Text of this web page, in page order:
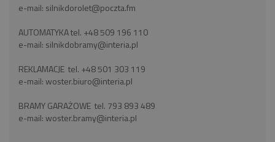
e-mail: silnikdorolet@poczta.fm
AUTOMATYKA tel. +48 509 196 110
e-mail: silnikdobramy@interia.pl
REKLAMACJE tel. +48 501 303 119
e-mail:woster.biuro@interia.pl
BRAMY GARAŻOWE tel. 793 893 489
e-mail:woster.bramy@interia.pl